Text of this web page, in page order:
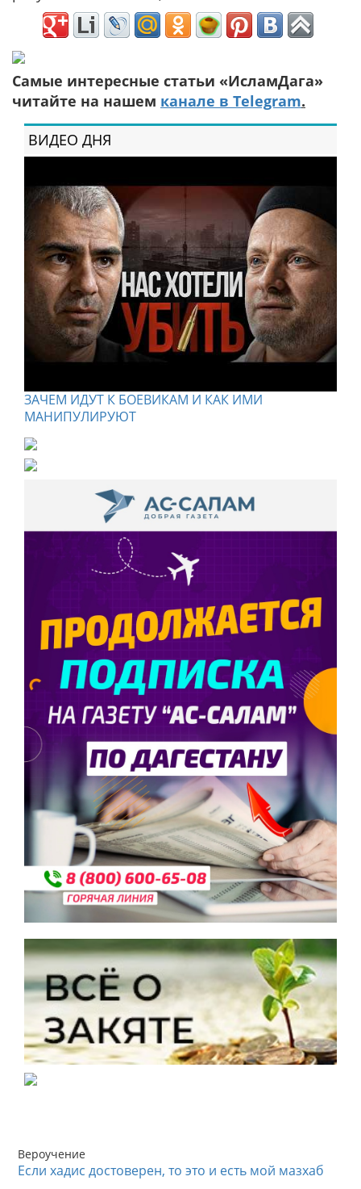
Самые интересные статьи «ИсламДага»
читайте на нашем канале в Telegram.
ВИДЕО ДНЯ
ЗАЧЕМ ИДУТ К БОЕВИКАМ И КАК ИМИ
МАНИПУЛИРУЮТ
Вероучение
Если хадис достоверен, то это и есть мой мазхаб